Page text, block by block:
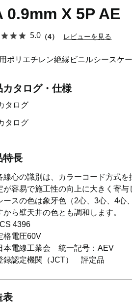
0.9mm X 5P AE
5.0 （4） レビューを見る
ポリエチレン絶縁ビニルシースケ
カタログ・仕様
タログ
タログ
特長
線心の識別は、カラーコード方式
が容易で施工性の向上に大きく寄与
ースの色は象牙色（2心、3心、4心
から壁天井の色とも調和します。
4396
格電圧60V
本電線工業会 統一記号：AEV
録認定機関（JCT） 評定品
表